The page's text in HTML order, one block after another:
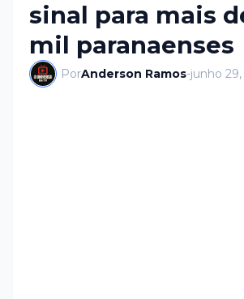
sinal para mais
mil paranaenses
PorAnderson Ramos-junho